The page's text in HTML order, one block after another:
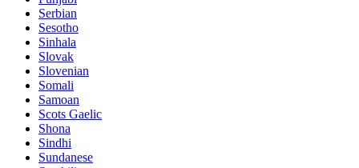
Serbian
Sesotho
Sinhala
Slovak
Slovenian
Somali
Samoan
Scots Gaelic
Shona
Sindhi
Sundanese